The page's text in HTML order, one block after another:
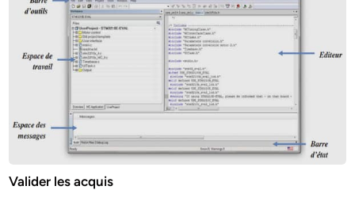
Valider les acquis